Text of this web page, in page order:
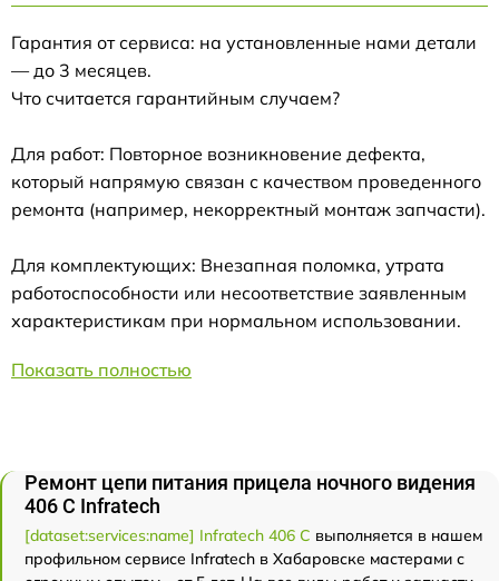
Гарантия от сервиса: на установленные нами детали
— до 3 месяцев.
Что считается гарантийным случаем?
Для работ: Повторное возникновение дефекта,
который напрямую связан с качеством проведенного
ремонта (например, некорректный монтаж запчасти).
Для комплектующих: Внезапная поломка, утрата
работоспособности или несоответствие заявленным
характеристикам при нормальном использовании.
Показать полностью
Ремонт цепи питания прицела ночного видения
406 С Infratech
[dataset:services:name] Infratech 406 С выполняется в нашем
профильном сервисе Infratech в Хабаровске мастерами с